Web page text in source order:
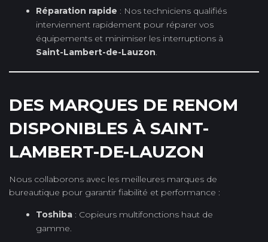
Réparation rapide : Nos techniciens qualifiés
interviennent rapidement pour réparer vos
équipements et minimiser les interruptions à
Saint-Lambert-de-Lauzon.
DES MARQUES DE RENOM
DISPONIBLES À SAINT-
LAMBERT-DE-LAUZON
Nous collaborons avec les meilleures marques de
bureautique pour garantir fiabilité et performance :
Toshiba : Copieurs multifonctions haut de
gamme.